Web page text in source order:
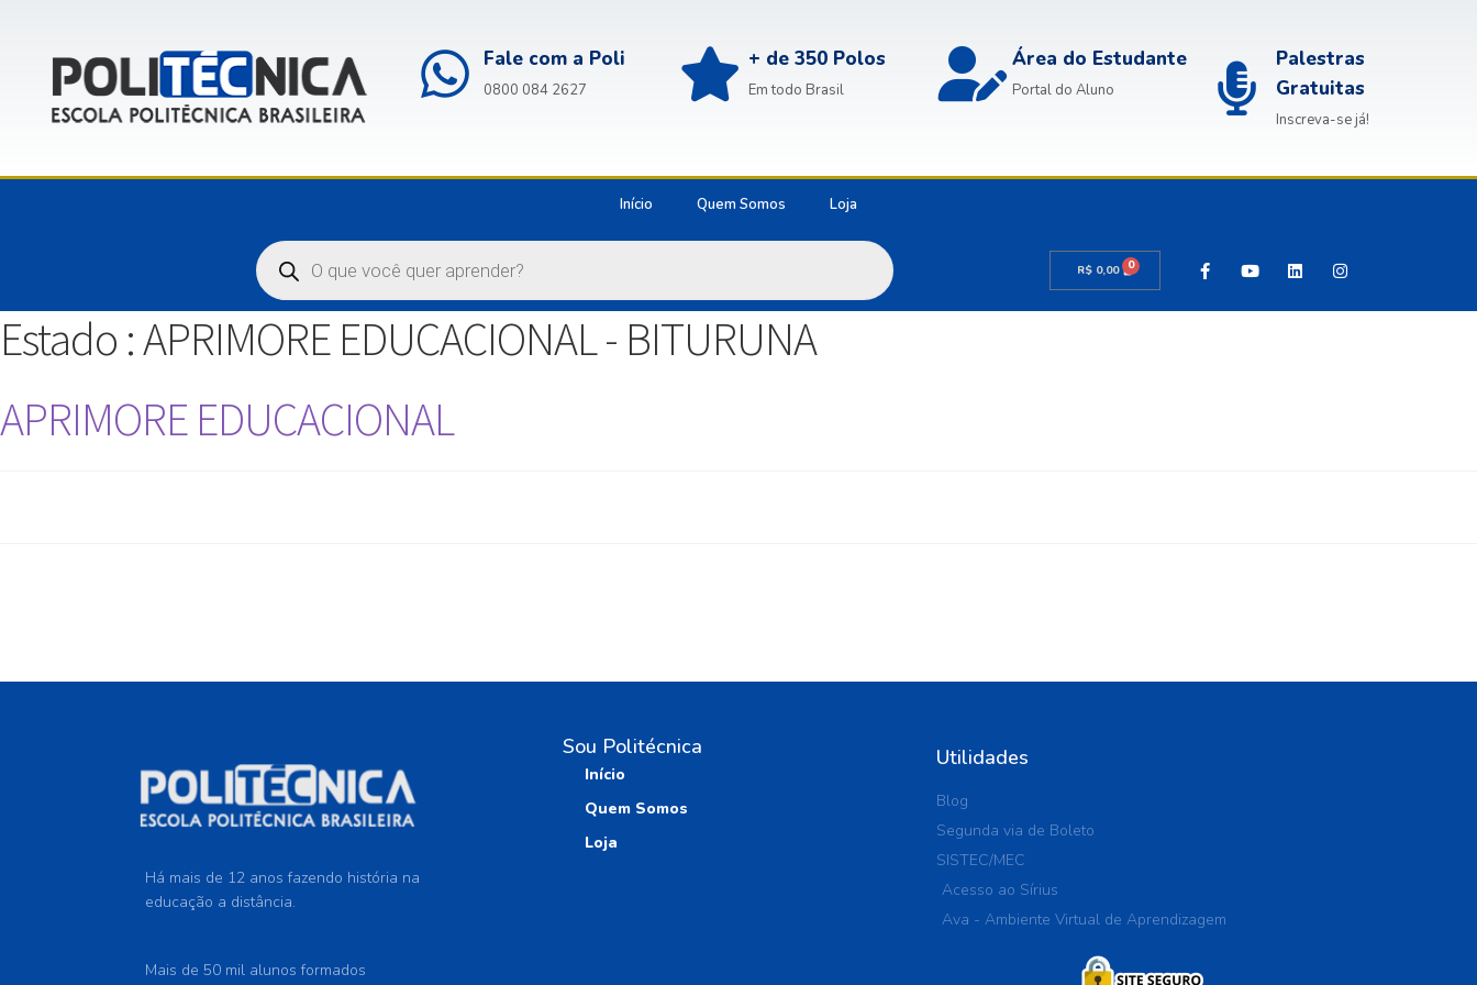
Fale com a Poli
0800 084 2627
+ de 350 Polos
Em todo Brasil
Área do Estudante
Portal do Aluno
Palestras
Gratuitas
Inscreva-se já!
Início Quem Somos Loja
R$ 0,00 0
Estado :APRIMORE EDUCACIONAL - BITURUNA
APRIMORE EDUCACIONAL
Há mais de 12 anos fazendo história na
educação a distância.
Mais de 50 mil alunos formados
Sou Politécnica
Início
Quem Somos
Loja
Utilidades
Blog
Segunda via de Boleto
SISTEC/MEC
Acesso ao Sírius
Ava - Ambiente Virtual de Aprendizagem